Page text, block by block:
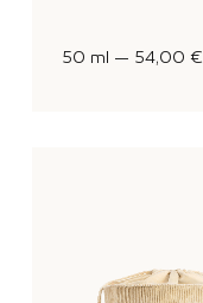
50 ml — 54,00 €